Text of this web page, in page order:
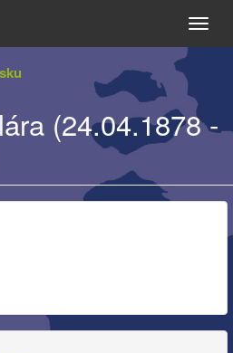
(24.04.1878 -